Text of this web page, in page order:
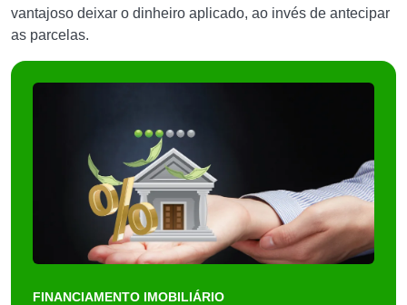
vantajoso deixar o dinheiro aplicado, ao invés de antecipar
as parcelas.
FINANCIAMENTO IMOBILIÁRIO